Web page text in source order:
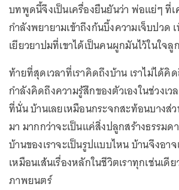
บทพูดนี้จึงเป็นเครื่องยืนยันว่า พ่อแย่ๆ ที่
กำลังพยายามเข้าถึงก้นบึ้งความเจ็บปวด
เยียวยาปมที่เขาได้เป็นคนผูกมันไว้ในใจลูก
ท้ายที่สุดเวลาที่เราคิดถึงบ้าน เราไม่ได้
กำลังคิดถึงความรู้สึกของตัวเองในช่วงเว
ที่นั่น บ้านเลยเหมือนกระจกสะท้อนบางส่
มา มากกว่าจะเป็นแค่สิ่งปลูกสร้างธรรมด
บ้านของเราจะเป็นรูปแบบไหน บ้านจึงอาจ
เหมือนเส้นเรื่องหลักในชีวิตเราทุกเช่นเดี
ภาพยนตร์